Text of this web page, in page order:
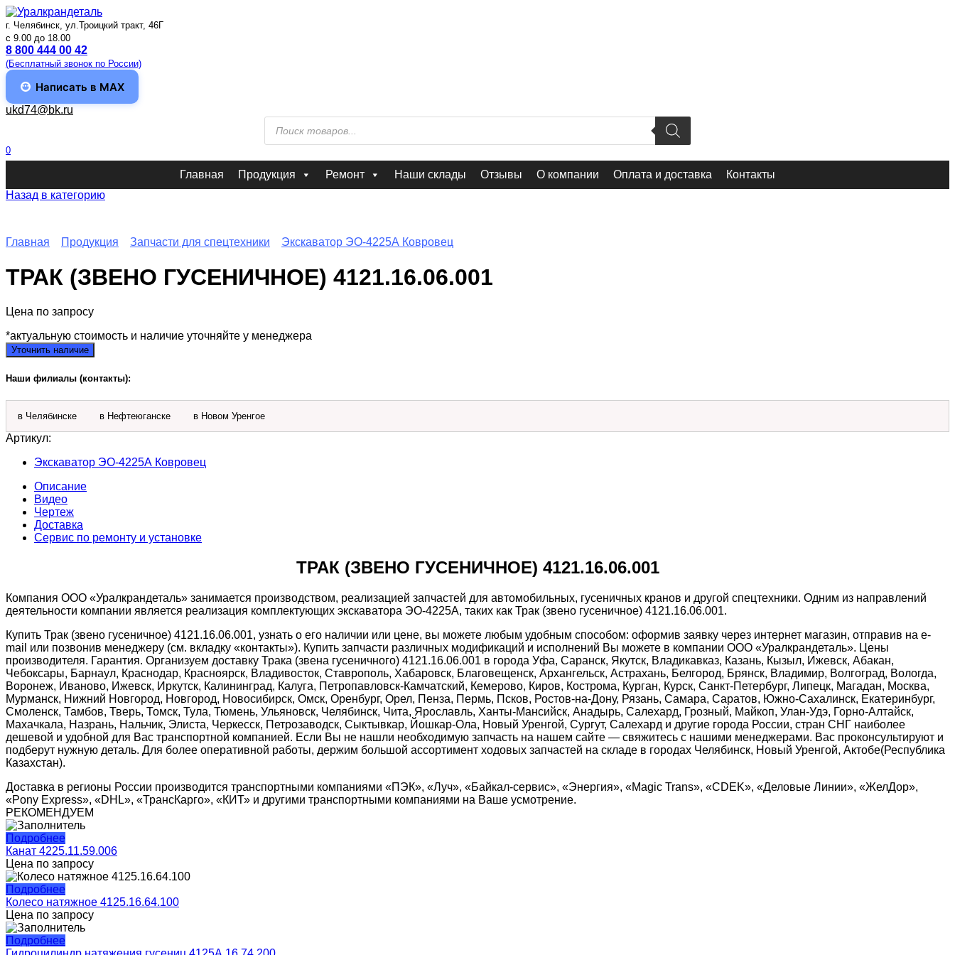
Перейти
к
содержанию
г. Челябинск, ул.Троицкий тракт, 46Г
c 9.00 до 18.00
8 800 444 00 42
(Бесплатный звонок по России)
Написать в MAX
ukd74@bk.ru
Поиск
товаров
0
Главная Продукция Ремонт Наши склады Отзывы О компании Оплата и доставка
Контакты
Назад в категорию
Главная Продукция Запчасти для спецтехники Экскаватор ЭО-4225А Ковровец
ТРАК (ЗВЕНО ГУСЕНИЧНОЕ) 4121.16.06.001
Цена по запросу
*актуальную стоимость и наличие уточняйте у менеджера
Уточнить наличие
Наши филиалы (контакты):
в Челябинске в Нефтеюганске в Новом Уренгое
Артикул:
Экскаватор ЭО-4225А Ковровец
Описание
Видео
Чертеж
Доставка
Сервис по ремонту и установке
ТРАК (ЗВЕНО ГУСЕНИЧНОЕ) 4121.16.06.001
Компания ООО «Уралкрандеталь» занимается производством, реализацией запчастей для автомобильных, гусеничных кранов и другой спецтехники. Одним из направлений
деятельности компании является реализация комплектующих экскаватора ЭО-4225А, таких как Трак (звено гусеничное) 4121.16.06.001.
Купить Трак (звено гусеничное) 4121.16.06.001, узнать о его наличии или цене, вы можете любым удобным способом: оформив заявку через интернет магазин, отправив на e-
mail или позвонив менеджеру (см. вкладку «контакты»). Купить запчасти различных модификаций и исполнений Вы можете в компании ООО «Уралкрандеталь». Цены
производителя. Гарантия. Организуем доставку Трака (звена гусеничного) 4121.16.06.001 в города Уфа, Саранск, Якутск, Владикавказ, Казань, Кызыл, Ижевск, Абакан,
Чебоксары, Барнаул, Краснодар, Красноярск, Владивосток, Ставрополь, Хабаровск, Благовещенск, Архангельск, Астрахань, Белгород, Брянск, Владимир, Волгоград, Вологда,
Воронеж, Иваново, Ижевск, Иркутск, Калининград, Калуга, Петропавловск-Камчатский, Кемерово, Киров, Кострома, Курган, Курск, Санкт-Петербург, Липецк, Магадан, Москва,
Мурманск, Нижний Новгород, Новгород, Новосибирск, Омск, Оренбург, Орел, Пенза, Пермь, Псков, Ростов-на-Дону, Рязань, Самара, Саратов, Южно-Сахалинск, Екатеринбург,
Смоленск, Тамбов, Тверь, Томск, Тула, Тюмень, Ульяновск, Челябинск, Чита, Ярославль, Ханты-Мансийск, Анадырь, Салехард, Грозный, Майкоп, Улан-Удэ, Горно-Алтайск,
Махачкала, Назрань, Нальчик, Элиста, Черкесск, Петрозаводск, Сыктывкар, Йошкар-Ола, Новый Уренгой, Сургут, Салехард и другие города России, стран СНГ наиболее
дешевой и удобной для Вас транспортной компанией. Если Вы не нашли необходимую запчасть на нашем сайте — свяжитесь с нашими менеджерами. Вас проконсультируют и
подберут нужную деталь. Для более оперативной работы, держим большой ассортимент ходовых запчастей на складе в городах Челябинск, Новый Уренгой, Актобе(Республика
Казахстан).
Доставка в регионы России производится транспортными компаниями «ПЭК», «Луч», «Байкал-сервис», «Энергия», «Magic Trans», «CDEK», «Деловые Линии», «ЖелДор»,
«Pony Express», «DHL», «ТрансКарго», «КИТ» и другими транспортными компаниями на Ваше усмотрение.
РЕКОМЕНДУЕМ
Подробнее
Канат 4225.11.59.006
Цена по запросу
Подробнее
Колесо натяжное 4125.16.64.100
Цена по запросу
Подробнее